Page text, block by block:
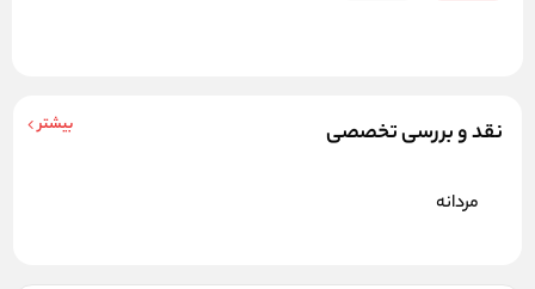
نقد و بررسی تخصصی بیشتر
مردانه